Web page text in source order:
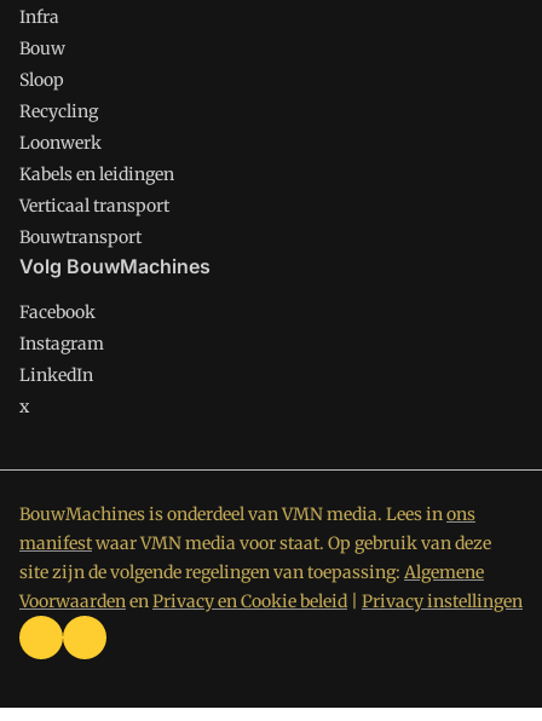
Infra
Bouw
Sloop
Recycling
Loonwerk
Kabels en leidingen
Verticaal transport
Bouwtransport
Volg BouwMachines
Facebook
Instagram
LinkedIn
x
BouwMachines is onderdeel van VMN media. Lees inons
manifestwaar VMN media voor staat. Op gebruik van deze
site zijn de volgende regelingen van toepassing: Algemene
VoorwaardenenPrivacy en Cookie beleid Privacy instellingen